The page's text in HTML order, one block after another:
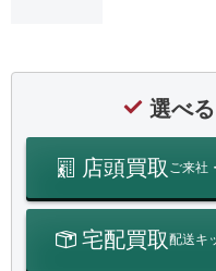
選べる
店頭買取 ご来社
宅配買取配送キ